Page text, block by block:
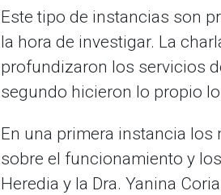
Este tipo de instancias son
la hora de investigar. La
profundizaron los servicios
segundo hicieron lo propio
En una primera instancia los
sobre el funcionamiento y
Heredia y la Dra. Yanina